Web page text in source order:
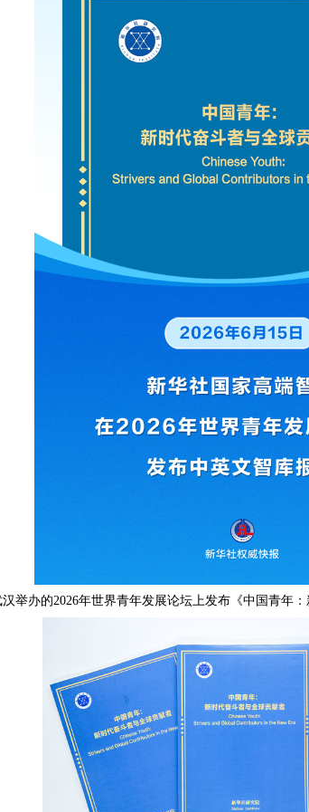
举办的2026年世界青年发展论坛上发布《中国青年